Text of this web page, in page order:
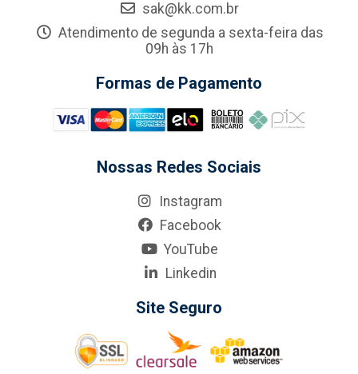
sak@kk.com.br
Atendimento de segunda a sexta-feira das
09h às 17h
Formas de Pagamento
Nossas Redes Sociais
Instagram
Facebook
YouTube
Linkedin
Site Seguro